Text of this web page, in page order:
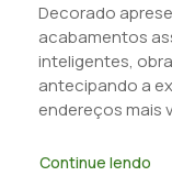
Decorado
acabamentos
inteligentes,
antecipando a
endereços mais
Continue lendo